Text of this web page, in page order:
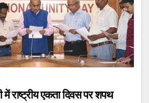
में राष्ट्रीय एकता दिवस पर शपथ